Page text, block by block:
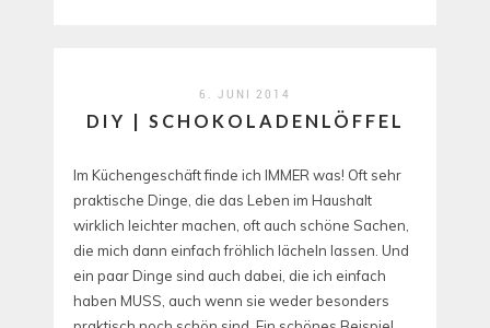
6. JUNI 2014
DIY | SCHOKOLADENLÖFFEL
Im Küchengeschäft finde ich IMMER was! Oft sehr
praktische Dinge, die das Leben im Haushalt
wirklich leichter machen, oft auch schöne Sachen,
die mich dann einfach fröhlich lächeln lassen. Und
ein paar Dinge sind auch dabei, die ich einfach
haben MUSS, auch wenn sie weder besonders